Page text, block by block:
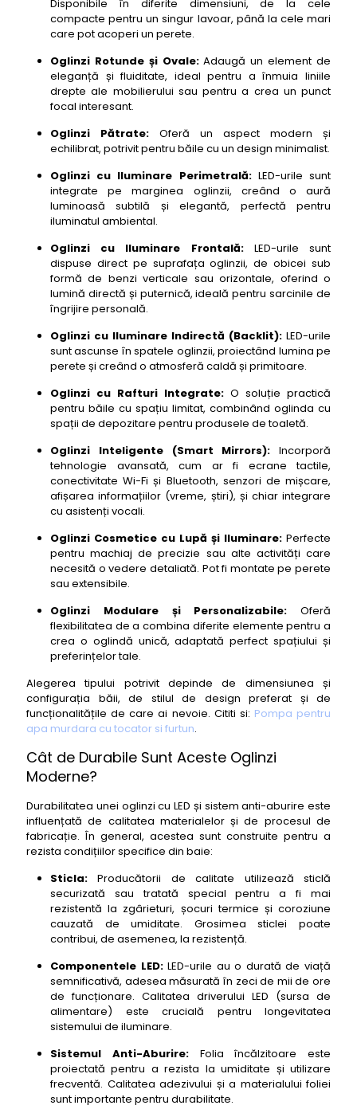
56- oglinda baie cu led si dezaburire Fackelmann
Pure 90
57- oglinda baie cu led si dezaburire Hansgrohe
AddStoris 70
58- oglinda baie cu led si dezaburire Villeroy &
Boch Subway 2.0 85
Starck 95
60- oglinda baie cu led si dezaburire Keuco
Smart.2 80
Disponibile în diferite dimensiuni, de la cele
compacte pentru un singur lavoar, până la cele mari
care pot acoperi un perete.
Oglinzi Rotunde și Ovale:Adaugă un element de
eleganță și fluiditate, ideal pentru a înmuia liniile
drepte ale mobilierului sau pentru a crea un punct
focal interesant.
Oglinzi Pătrate: Oferă un aspect modern și
echilibrat, potrivit pentru băile cu un design minimalist.
Oglinzi cu Iluminare Perimetrală:LED-urile sunt
integrate pe marginea oglinzii, creând o aură
luminoasă subtilă și elegantă, perfectă pentru
iluminatul ambiental.
Oglinzi cu Iluminare Frontală:LED-urile sunt
dispuse direct pe suprafața oglinzii, de obicei sub
formă de benzi verticale sau orizontale, oferind o
lumină directă și puternică, ideală pentru sarcinile de
îngrijire personală.
Oglinzi cu Iluminare Indirectă (Backlit): LED-urile
sunt ascunse în spatele oglinzii, proiectând lumina pe
perete și creând o atmosferă caldă și primitoare.
Oglinzi cu Rafturi Integrate: O soluție practică
pentru băile cu spațiu limitat, combinând oglinda cu
spații de depozitare pentru produsele de toaletă.
Oglinzi Inteligente (Smart Mirrors): Incorporă
tehnologie avansată, cum ar fi ecrane tactile,
conectivitate Wi-Fi și Bluetooth, senzori de mișcare,
afișarea informațiilor (vreme, știri), și chiar integrare
cu asistenți vocali.
Oglinzi Cosmetice cu Lupă și Iluminare: Perfecte
pentru machiaj de precizie sau alte activități care
necesită o vedere detaliată. Pot fi montate pe perete
sau extensibile.
Oglinzi Modulare și Personalizabile: Oferă
flexibilitatea de a combina diferite elemente pentru a
crea o oglindă unică, adaptată perfect spațiului și
preferințelor tale.
Alegerea tipului potrivit depinde de dimensiunea și
configurația băii, de stilul de design preferat și de
funcționalitățile de care ai nevoie. Cititi si: Pompa pentru
apa murdara cu tocator si furtun.
Cât de Durabile Sunt Aceste Oglinzi
Moderne?
Durabilitatea unei oglinzi cu LED și sistem anti-aburire este
influențată de calitatea materialelor și de procesul de
fabricație. În general, acestea sunt construite pentru a
rezista condițiilor specifice din baie:
Sticla: Producătorii de calitate utilizează sticlă
securizată sau tratată special pentru a fi mai
rezistentă la zgârieturi, șocuri termice și coroziune
cauzată de umiditate. Grosimea sticlei poate
contribui, de asemenea, la rezistență.
Componentele LED:LED-urile au o durată de viață
semnificativă, adesea măsurată în zeci de mii de ore
de funcționare. Calitatea driverului LED (sursa de
alimentare) este crucială pentru longevitatea
sistemului de iluminare.
Sistemul Anti-Aburire:Folia încălzitoare este
proiectată pentru a rezista la umiditate și utilizare
frecventă. Calitatea adezivului și a materialului foliei
sunt importante pentru durabilitate.